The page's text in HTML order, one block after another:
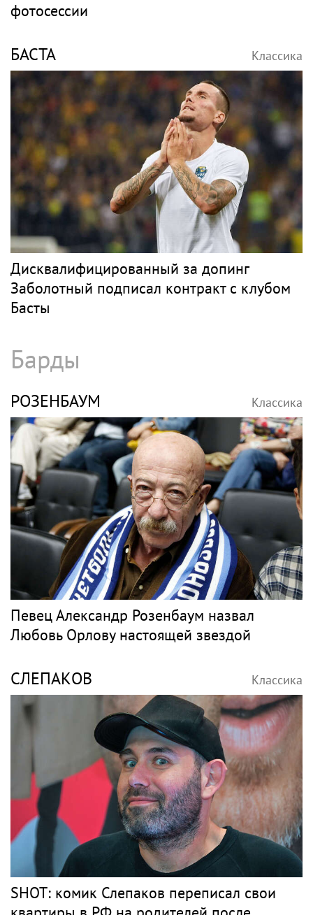
фотосессии
БАСТА Классика
Дисквалифицированный за допинг
Заболотный подписал контракт с клубом
Басты
Барды
РОЗЕНБАУМ Классика
Певец Александр Розенбаум назвал
Любовь Орлову настоящей звездой
СЛЕПАКОВ Классика
SHOT: комик Слепаков переписал свои